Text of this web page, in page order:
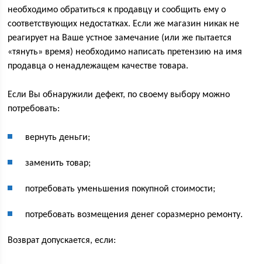
необходимо обратиться к продавцу и сообщить ему о
соответствующих недостатках. Если же магазин никак не
реагирует на Ваше устное замечание (или же пытается
«тянуть» время) необходимо написать претензию на имя
продавца о ненадлежащем качестве товара.
Если Вы обнаружили дефект, по своему выбору можно
потребовать:
вернуть деньги;
заменить товар;
потребовать уменьшения покупной стоимости;
потребовать возмещения денег соразмерно ремонту.
Возврат допускается, если: